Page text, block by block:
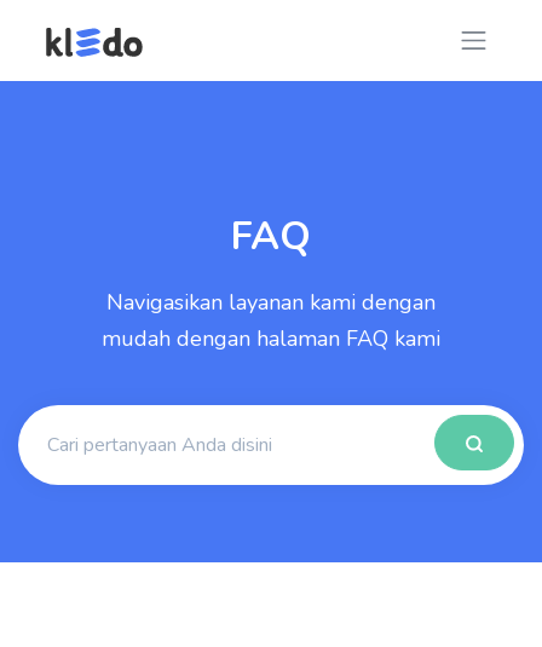
FAQ
Navigasikan layanan kami dengan
mudah dengan halaman FAQ kami